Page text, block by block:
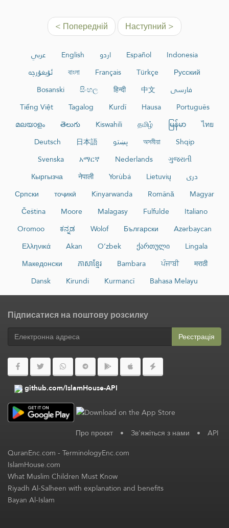
< Попередній Наступний >
عربي English اردو Español
Indonesia
ئۇيغۇرچە
বাংলা Français Türkçe
Русский
Bosanski
සිංහල हिन्दी 中文
فارسی
Tiếng Việt
Tagalog Kurdî Hausa
Português
മലയാളം
తెలుగు Kiswahili தமிழ் မြန်မာ
ไทย
Deutsch
日本語 پښتو অসমীয়া
Shqip
Svenska
አማርኛ Nederlands
ગુજરાતી
Кыргызча
नेपाली Yorùbá Lietuvių
دری
Српски
тоҷикӣ Kinyarwanda Română
Magyar
Čeština
Moore Malagasy Fulfulde
Italiano
Oromoo
ಕನ್ನಡ Wolof Български
Azərbaycan
Ελληνικά
Akan O‘zbek ქართული
Lingala
Македонски
ភាសាខ្មែរ Bambara ਪੰਜਾਬੀ
मराठी
Dansk
Kirundi Kurmancî Bahasa Melayu
Підписатися на поштову розсилку
Реєстрація
github.com/IslamHouse-API
Про проєкт • Зв'яжіться з нами • API
QuranEnc.com-TerminologyEnc.com
IslamHouse.com
What Muslim Children Must Know
Riyadh Al-Salheen with explanation and benefits
Bayan Al-Islam